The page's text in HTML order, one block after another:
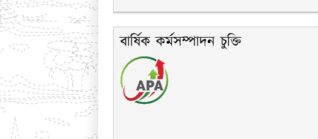
বার্ষিক কর্মসম্পাদন চুক্তি